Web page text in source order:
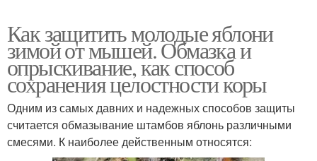
Как защитить молодые яблони
зимой от мышей. Обмазка и
опрыскивание, как способ
сохранения целостности коры
Одним из самых давних и надежных способов защиты
считается обмазывание штамбов яблонь различными
смесями. К наиболее действенным относятся: